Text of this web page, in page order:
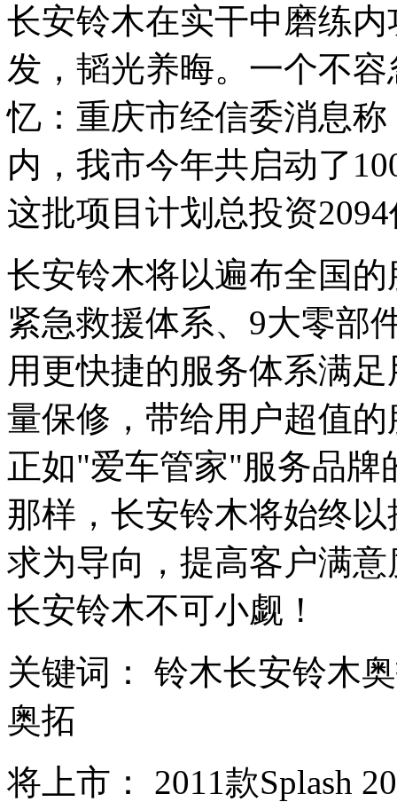
长安铃木在实干中磨练
发，韬光养晦。一个不
忆：重庆市经信委消息
内，我市今年共启动了
这批项目计划总投资
长安铃木将以遍布全国
紧急救援体系、9大零部
用更快捷的服务体系满
量保修，带给用户超值
正如"爱车管家"服务品
那样，长安铃木将始终
求为导向，提高客户满
长安铃木不可小觑！
关键词： 铃木长安铃木
奥拓
将上市： 2011款Splash